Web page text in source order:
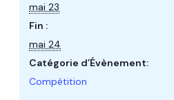
mai 23
Fin :
mai 24
Catégorie d’Évènement:
Compétition